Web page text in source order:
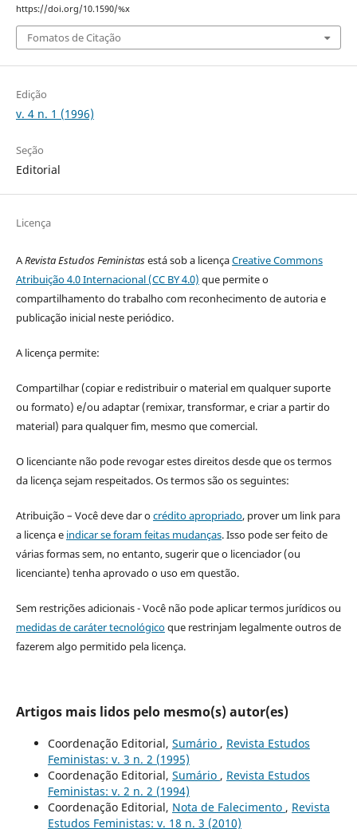
https://doi.org/10.1590/%x
Fomatos de Citação
Edição
v. 4 n. 1 (1996)
Seção
Editorial
Licença
ARevista Estudos Feministasestá sob a licençaCreative Commons
Atribuição 4.0 Internacional (CC BY 4.0) que permite o
compartilhamento do trabalho com reconhecimento de autoria e
publicação inicial neste periódico.
A licença permite:
Compartilhar (copiar e redistribuir o material em qualquer suporte
ou formato) e/ou adaptar (remixar, transformar, e criar a partir do
material) para qualquer fim, mesmo que comercial.
O licenciante não pode revogar estes direitos desde que os termos
da licença sejam respeitados. Os termos são os seguintes:
Atribuição – Você deve dar ocrédito apropriado, prover um link para
a licença e indicar se foram feitas mudanças. Isso pode ser feito de
várias formas sem, no entanto, sugerir que o licenciador (ou
licenciante) tenha aprovado o uso em questão.
Sem restrições adicionais - Você não pode aplicar termos jurídicos ou
medidas de caráter tecnológicoque restrinjam legalmente outros de
fazerem algo permitido pela licença.
Artigos mais lidos pelo mesmo(s) autor(es)
Coordenação Editorial, Sumário , Revista Estudos
Feministas: v. 3 n. 2 (1995)
Coordenação Editorial, Sumário , Revista Estudos
Feministas: v. 2 n. 2 (1994)
Coordenação Editorial, Nota de Falecimento , Revista
Estudos Feministas: v. 18 n. 3 (2010)